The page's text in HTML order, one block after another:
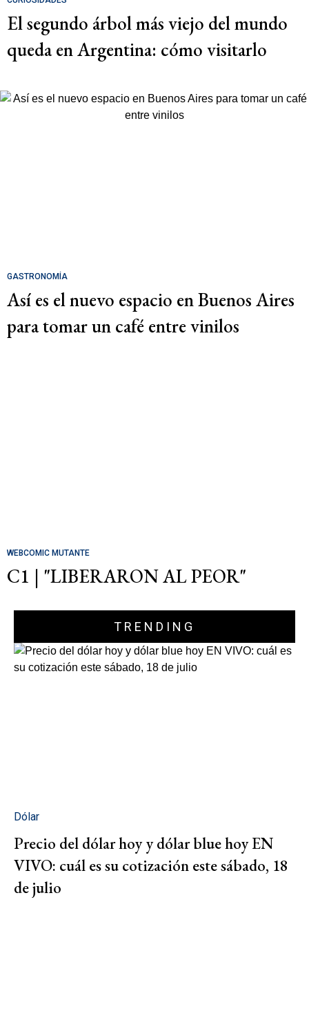
El segundo árbol más viejo del mundo
queda en Argentina: cómo visitarlo
GASTRONOMÍA
Así es el nuevo espacio en Buenos Aires
para tomar un café entre vinilos
WEBCOMIC MUTANTE
C1 | "LIBERARON AL PEOR"
TRENDING
Dólar
Precio del dólar hoy y dólar blue hoy EN
VIVO: cuál es su cotización este sábado, 18
de julio